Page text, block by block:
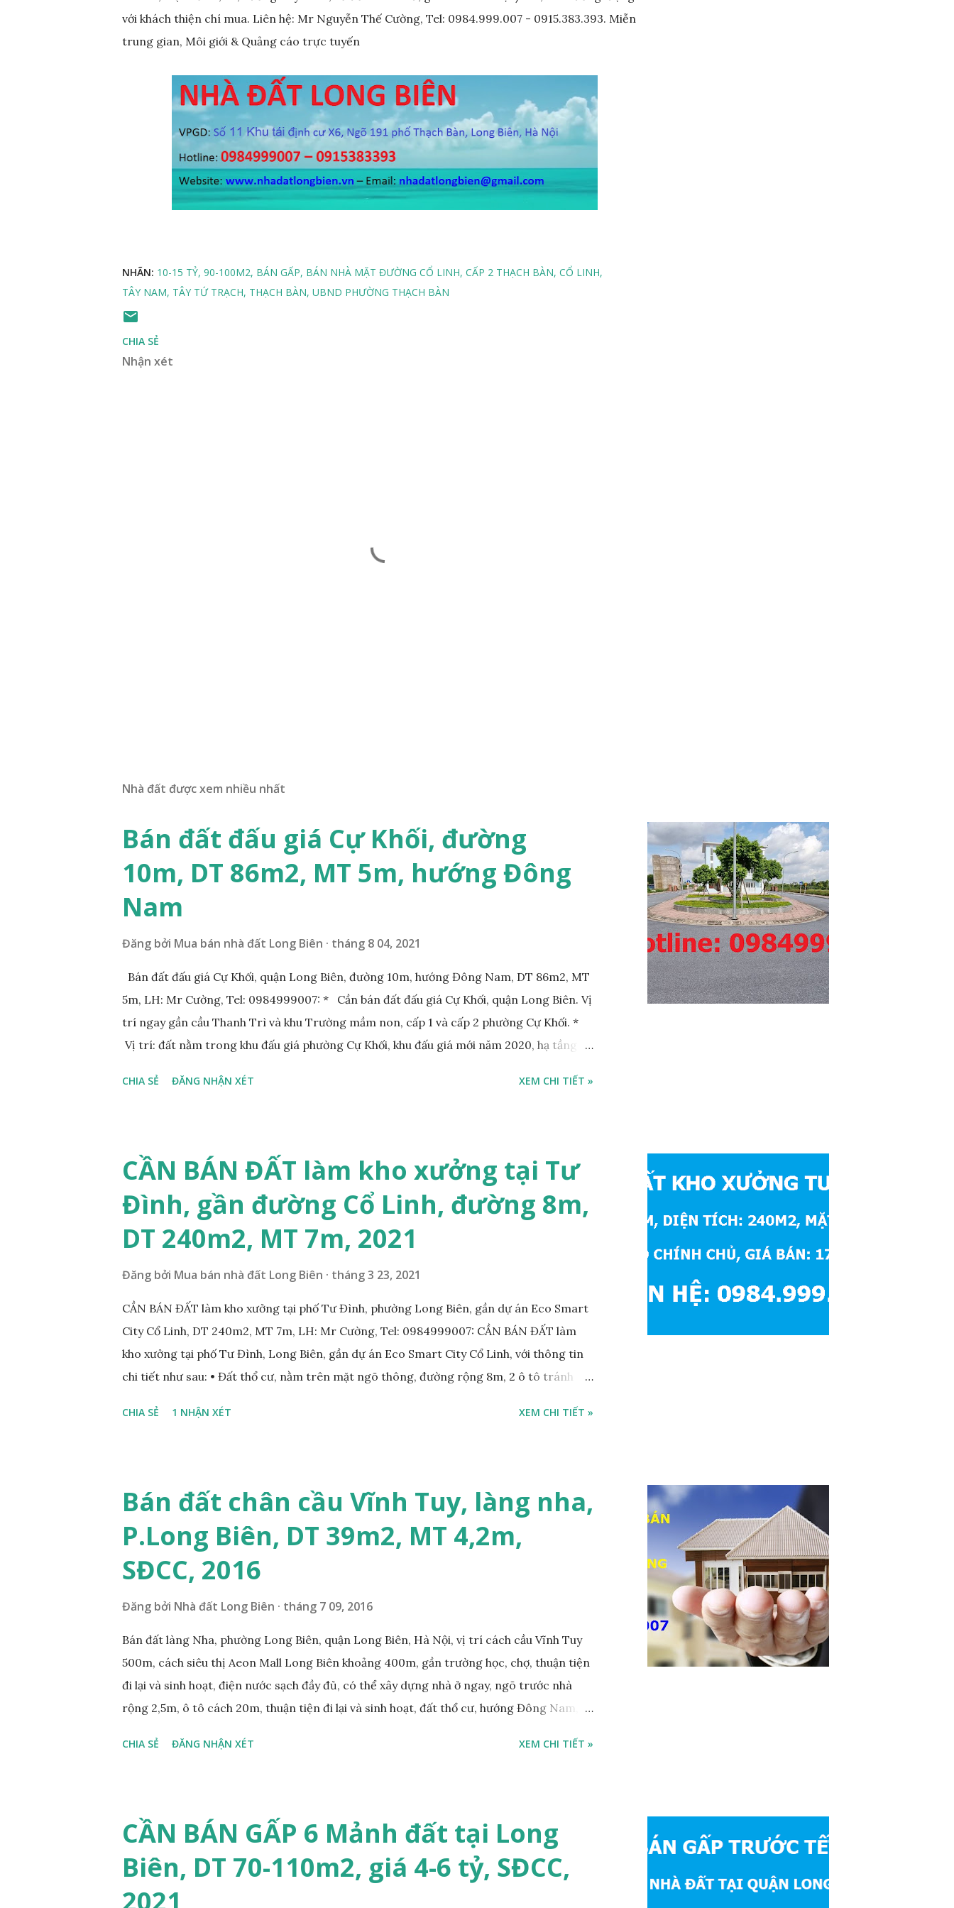
với khách thiện chí mua. Liên hệ: Mr Nguyễn Thế Cường, Tel: 0984.999.007 - 0915.383.393. Miễn
trung gian, Môi giới & Quảng cáo trực tuyến
NHÃN: 10-15 TỶ 90-100M2 BÁN GẤP BÁN NHÀ MẶT ĐƯỜNG CỔ LINH CẤP 2 THẠCH BÀN CỔ LINH
TÂY NAM TÂY TỨ TRẠCH THẠCH BÀN UBND PHƯỜNG THẠCH BÀN
CHIA SẺ
Nhận xét
Nhà đất được xem nhiều nhất
Bán đất đấu giá Cự Khối, đường
10m, DT 86m2, MT 5m, hướng Đông
Nam
Đăng bởi Mua bán nhà đất Long Biên tháng 8 04, 2021
Bán đất đấu giá Cự Khối, quận Long Biên, đường 10m, hướng Đông Nam, DT 86m2, MT
5m, LH: Mr Cường, Tel: 0984999007: * Cần bán đất đấu giá Cự Khối, quận Long Biên. Vị
trí ngay gần cầu Thanh Trì và khu Trường mầm non, cấp 1 và cấp 2 phường Cự Khối. *
Vị trí: đất nằm trong khu đấu giá phường Cự Khối, khu đấu giá mới năm 2020, hạ tầng
200m. Cách Trường cấp 2 Cự Khối khoảng 250m. Cách Trường Tiểu học Cự Khối khoảng
tương lai sẽ rất đẹp, lý tưởng để ở, văn phòng, hoặc xây căn hộ cho thuê… * Đất phân lô,
diện tích: 86m2, mặt tiền 5m, đường 10m và vỉa hè rộng 3m, hướng Đông Nam; * Pháp
lý: sổ đỏ chính chủ; * Giá bán: 6.15 tỷ, có thương lượng với khách thiện chí mua; Liên hệ:
Mr Cường, Tel: 0984999007...
CHIA SẺ ĐĂNG NHẬN XÉT XEM CHI TIẾT »
CẦN BÁN ĐẤT làm kho xưởng tại Tư
Đình, gần đường Cổ Linh, đường 8m,
DT 240m2, MT 7m, 2021
Đăng bởi Mua bán nhà đất Long Biên tháng 3 23, 2021
CẦN BÁN ĐẤT làm kho xưởng tại phố Tư Đình, phường Long Biên, gần dự án Eco Smart
City Cổ Linh, DT 240m2, MT 7m, LH: Mr Cường, Tel: 0984999007: CẦN BÁN ĐẤT làm
kho xưởng tại phố Tư Đình, Long Biên, gần dự án Eco Smart City Cổ Linh, với thông tin
chi tiết như sau: • Đất thổ cư, nằm trên mặt ngõ thông, đường rộng 8m, 2 ô tô tránh
Tiện để xây biệt thự, làm văn phòng công ty, làm kho xưởng, hoặc xây tòa nhà cho thuê;
nằm trên mặt ngõ phố Tư Đình, ngõ trước nhà rộng 8m, ngõ thông, ô tô tránh nhau; •
Cách mặt đường Cổ Linh khoảng 200m; • Cách dự án Eco Smart City Cổ Linh khoảng
250m; • Gần dự án khu biệt thự dự án Minh Tâm Tư Đình • Cách chân cầu Vĩnh Tuy và
siêu thị Aeon Mall Long Biên khoảng 500m; • Khu vực đông đúc dân cư, thuận tiện đi lại
và sinh hoạt; ...
CHIA SẺ 1 NHẬN XÉT XEM CHI TIẾT »
Bán đất chân cầu Vĩnh Tuy, làng nha,
P.Long Biên, DT 39m2, MT 4,2m,
SĐCC, 2016
Đăng bởi Nhà đất Long Biên tháng 7 09, 2016
Bán đất làng Nha, phường Long Biên, quận Long Biên, Hà Nội, vị trí cách cầu Vĩnh Tuy
500m, cách siêu thị Aeon Mall Long Biên khoảng 400m, gần trường học, chợ, thuận tiện
đi lại và sinh hoạt, điện nước sạch đầy đủ, có thể xây dựng nhà ở ngay, ngõ trước nhà
rộng 2,5m, ô tô cách 20m, thuận tiện đi lại và sinh hoạt, đất thổ cư, hướng Đông Nam,
0984999007 - 0915383393. Miễn trung gian & Quảng cáo trực tuyế.
CHIA SẺ ĐĂNG NHẬN XÉT XEM CHI TIẾT »
CẦN BÁN GẤP 6 Mảnh đất tại Long
Biên, DT 70-110m2, giá 4-6 tỷ, SĐCC,